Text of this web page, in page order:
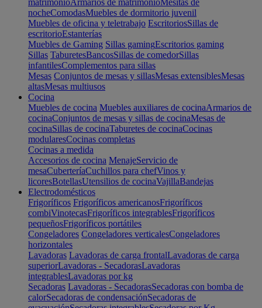
matrimonioArmarios de matrimonioMesitas de
nocheComodasMuebles de dormitorio juvenil
Muebles de oficina y teletrabajo EscritoriosSillas de
escritorioEstanterías
Muebles de Gaming Sillas gamingEscritorios gaming
Sillas TaburetesBancosSillas de comedorSillas
infantilesComplementos para sillas
Mesas Conjuntos de mesas y sillasMesas extensiblesMesas
altasMesas multiusos
Cocina
Muebles de cocina Muebles auxiliares de cocinaArmarios de
cocinaConjuntos de mesas y sillas de cocinaMesas de
cocinaSillas de cocinaTaburetes de cocinaCocinas
modularesCocinas completas
Cocinas a medida
Accesorios de cocina MenajeServicio de
mesaCuberteríaCuchillos para chefVinos y
licoresBotellasUtensilios de cocinaVajillaBandejas
Electrodomésticos
Frigoríficos Frigoríficos americanosFrigoríficos
combiVinotecasFrigoríficos integrablesFrigoríficos
pequeñosFrigoríficos portátiles
Congeladores Congeladores verticalesCongeladores
horizontales
Lavadoras Lavadoras de carga frontalLavadoras de carga
superiorLavadoras - SecadorasLavadoras
integrablesLavadoras por kg
Secadoras Lavadoras - SecadorasSecadoras con bomba de
calorSecadoras de condensaciónSecadoras de